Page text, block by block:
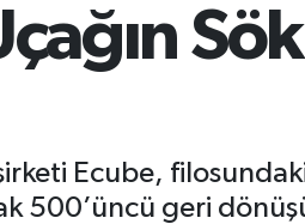
Ecube,
500’üncü geri